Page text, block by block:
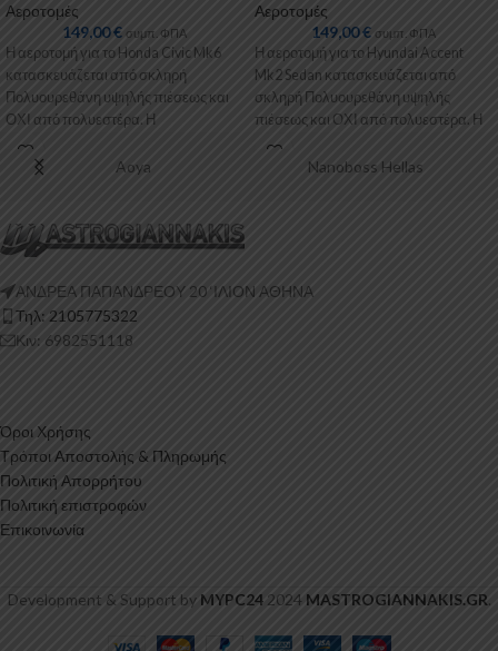
Αεροτομές
149,00€ συμπ. ΦΠΑ
Η αεροτομή για το Honda Civic Mk6
κατασκευάζεται από σκληρή
Πολυουρεθάνη υψηλής πιέσεως και
ΟΧΙ από πολυεστέρα. Η
Πολυουρεθάνη είναι
Αεροτομές
149,00€ συμπ. ΦΠΑ
Η αεροτομή για το Hyundai Accent
Mk2 Sedan κατασκευάζεται από
σκληρή Πολυουρεθάνη υψηλής
πιέσεως και ΟΧΙ από πολυεστέρα. Η
Πολυουρεθάνη
Aoya Nanoboss Hellas
ΑΝΔΡΕΑ ΠΑΠΑΝΔΡΕΟΥ 20 ‘ΙΛΙΟΝ ΑΘΗΝΑ
Τηλ: 2105775322
Κιν: 6982551118
Όροι Χρήσης
Τρόποι Αποστολής & Πληρωμής
Πολιτική Απορρήτου
Πολιτική επιστροφών
Επικοινωνία
Development & Support by MYPC242024 MASTROGIANNAKIS.GR.